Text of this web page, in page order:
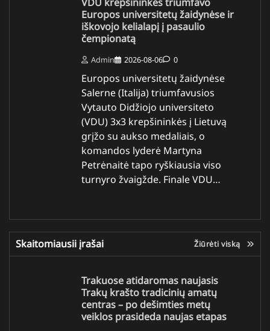
Europos universitetų žaidynėse ir
iškovojo kelialapį į pasaulio
čempionatą
Admin 2026-08-06 0
Europos universitetų žaidynėse
Salerne (Italija) triumfavusios
Vytauto Didžiojo universiteto
(VDU) 3x3 krepšininkės į Lietuvą
grįžo su aukso medaliais, o
komandos lyderė Martyna
Petrėnaitė tapo ryškiausia viso
turnyro žvaigžde. Finale VDU…
Skaitomiausii įrašai Žiūrėti viską
Trakuose atidaromas naujasis
Trakų krašto tradicinių amatų
centras – po dešimties metų
veiklos prasideda naujas etapas